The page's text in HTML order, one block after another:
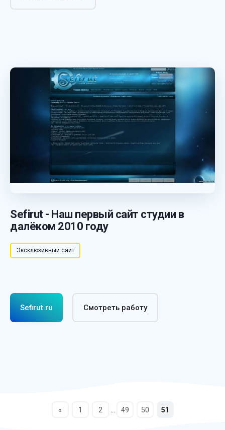
Sefirut - Наш первый сайт студии в
далёком 2010 году
Эксклюзивный сайт
Sefirut.ru Смотреть работу
« 1 2 ... 49 50 51